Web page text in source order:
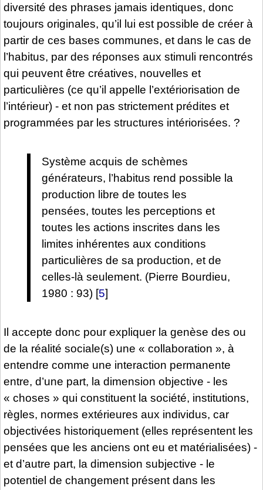
diversité des phrases jamais identiques, donc
toujours originales, qu’il lui est possible de créer à
partir de ces bases communes, et dans le cas de
l’habitus, par des réponses aux stimuli rencontrés
qui peuvent être créatives, nouvelles et
particulières (ce qu’il appelle l’extériorisation de
l’intérieur) - et non pas strictement prédites et
programmées par les structures intériorisées. ?
Système acquis de schèmes
générateurs, l’habitus rend possible la
production libre de toutes les
pensées, toutes les perceptions et
toutes les actions inscrites dans les
limites inhérentes aux conditions
particulières de sa production, et de
celles-là seulement. (Pierre Bourdieu,
1980 : 93)[5]
Il accepte donc pour expliquer la genèse des ou
de la réalité sociale(s) une « collaboration », à
entendre comme une interaction permanente
entre, d’une part, la dimension objective - les
« choses » qui constituent la société, institutions,
règles, normes extérieures aux individus, car
objectivées historiquement (elles représentent les
pensées que les anciens ont eu et matérialisées) -
et d’autre part, la dimension subjective - le
potentiel de changement présent dans les